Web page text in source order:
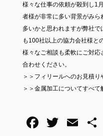
様々な仕事の依頼が殺到し1
者様が非常に多い背景がみら
多いかと思われますが弊社
も100社以上の協力会社様と
様々なご相談も柔軟にご対
合わせください。
＞＞ フィリールへのお見積り
＞＞ 金属加工についてすべ